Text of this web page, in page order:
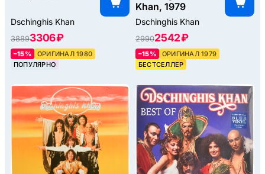
Dschinghis Khan
38893306 ₽
–15%
ОРИГИНАЛ 1980
ПОПУЛЯРНО
Khan, 1979
Dschinghis Khan
29902542 ₽
–15%
ОРИГИНАЛ 1979
БЕСТСЕЛЛЕР